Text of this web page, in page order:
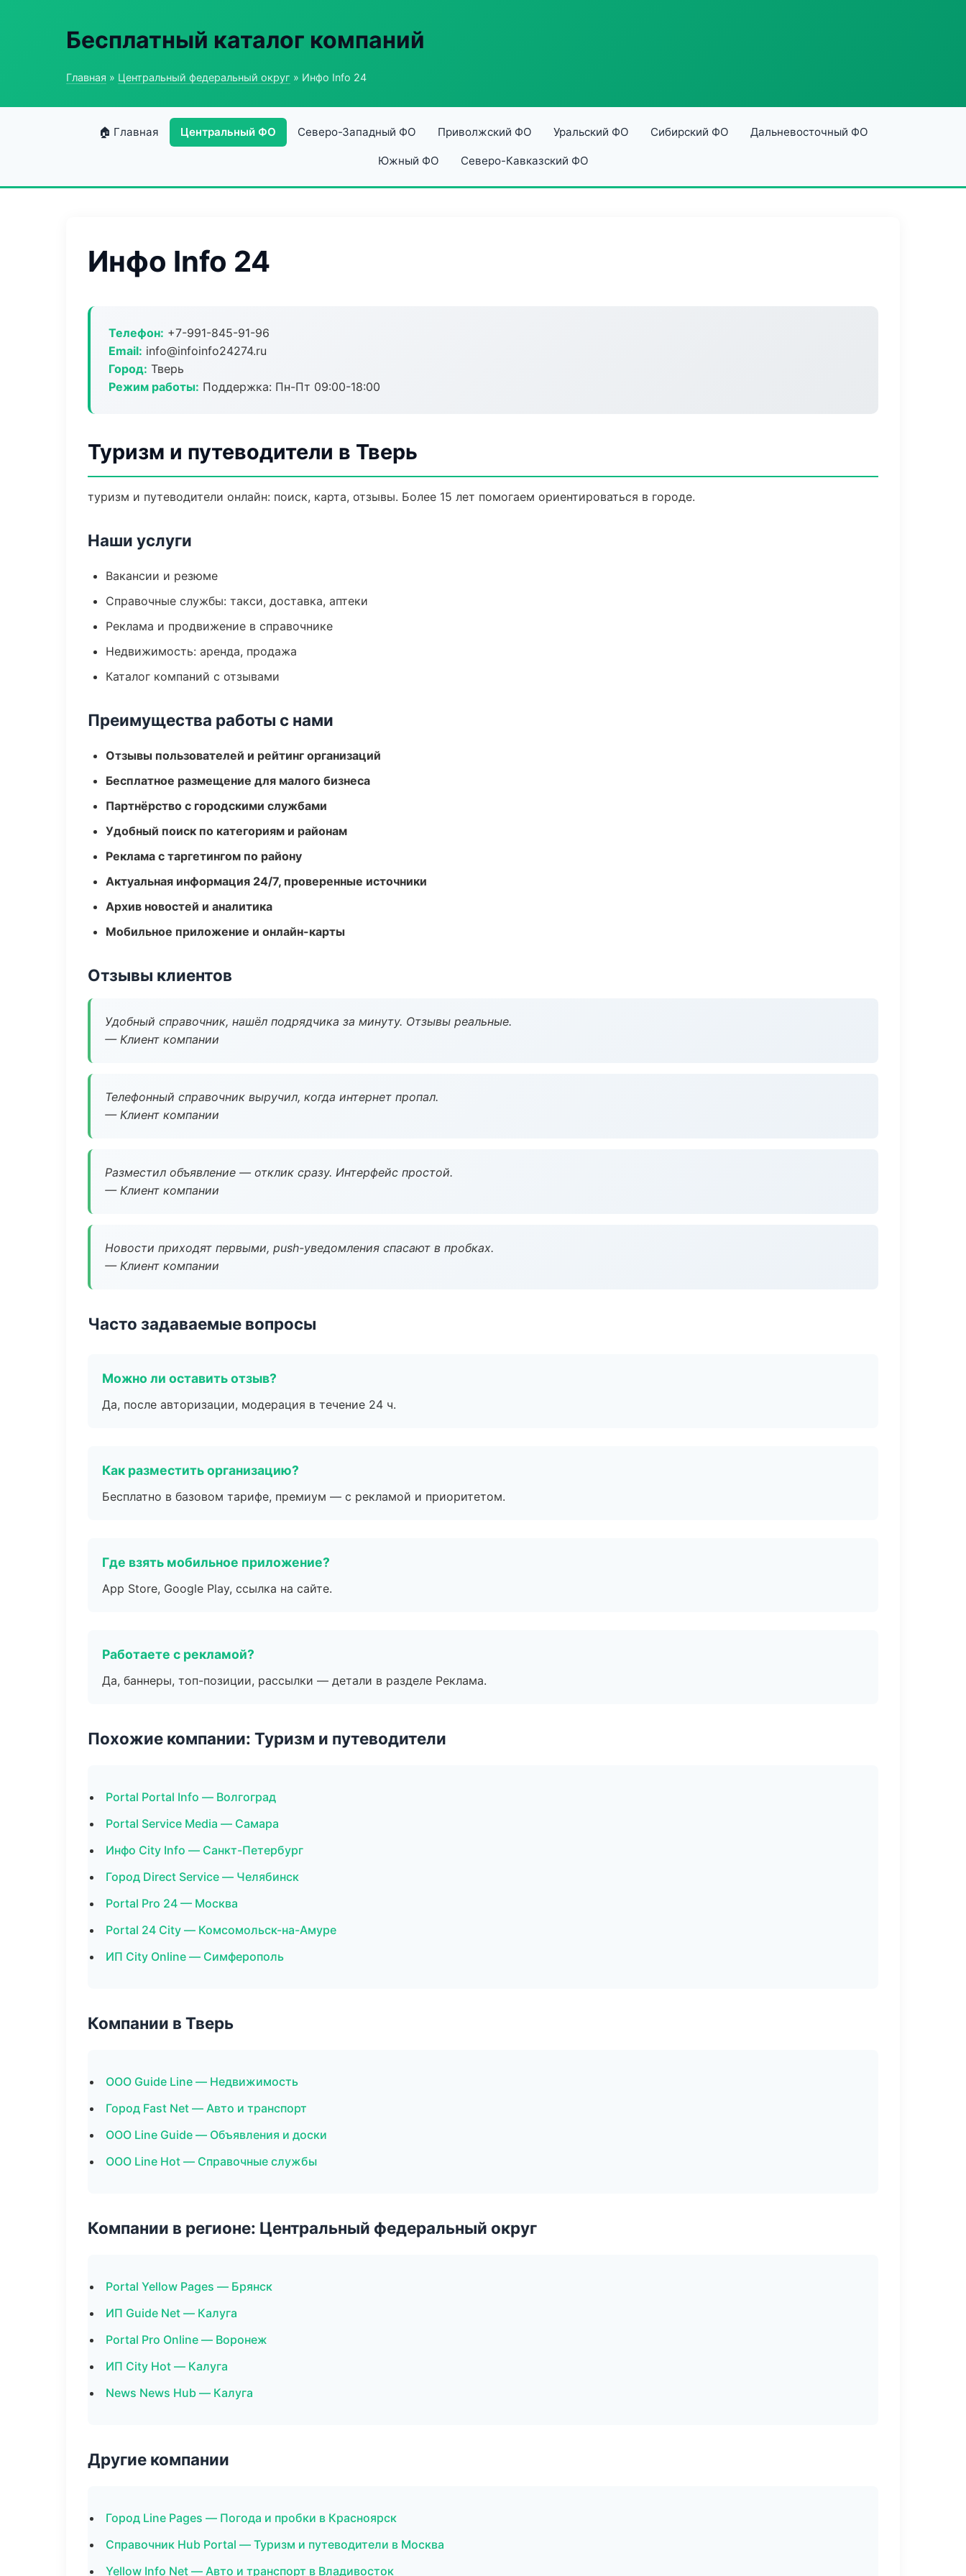
Бесплатный каталог компаний
Главная » Центральный федеральный округ » Инфо Info 24
🏠 Главная Центральный ФО Северо-Западный ФО Приволжский ФО Уральский ФО Сибирский ФО Дальневосточный ФО
Южный ФО Северо-Кавказский ФО
Инфо Info 24
Телефон: +7-991-845-91-96
Email: info@infoinfo24274.ru
Город: Тверь
Режим работы: Поддержка: Пн-Пт 09:00-18:00
Туризм и путеводители в Тверь
туризм и путеводители онлайн: поиск, карта, отзывы. Более 15 лет помогаем ориентироваться в городе.
Наши услуги
Вакансии и резюме
Справочные службы: такси, доставка, аптеки
Реклама и продвижение в справочнике
Недвижимость: аренда, продажа
Каталог компаний с отзывами
Преимущества работы с нами
Отзывы пользователей и рейтинг организаций
Бесплатное размещение для малого бизнеса
Партнёрство с городскими службами
Удобный поиск по категориям и районам
Реклама с таргетингом по району
Актуальная информация 24/7, проверенные источники
Архив новостей и аналитика
Мобильное приложение и онлайн-карты
Отзывы клиентов
Удобный справочник, нашёл подрядчика за минуту. Отзывы реальные.
— Клиент компании
Телефонный справочник выручил, когда интернет пропал.
— Клиент компании
Разместил объявление — отклик сразу. Интерфейс простой.
— Клиент компании
Новости приходят первыми, push-уведомления спасают в пробках.
— Клиент компании
Часто задаваемые вопросы
Можно ли оставить отзыв?
Да, после авторизации, модерация в течение 24 ч.
Как разместить организацию?
Бесплатно в базовом тарифе, премиум — с рекламой и приоритетом.
Где взять мобильное приложение?
App Store, Google Play, ссылка на сайте.
Работаете с рекламой?
Да, баннеры, топ-позиции, рассылки — детали в разделе Реклама.
Похожие компании: Туризм и путеводители
Portal Portal Info — Волгоград
Portal Service Media — Самара
Инфо City Info — Санкт-Петербург
Город Direct Service — Челябинск
Portal Pro 24 — Москва
Portal 24 City — Комсомольск-на-Амуре
ИП City Online — Симферополь
Компании в Тверь
ООО Guide Line — Недвижимость
Город Fast Net — Авто и транспорт
ООО Line Guide — Объявления и доски
ООО Line Hot — Справочные службы
Компании в регионе: Центральный федеральный округ
Portal Yellow Pages — Брянск
ИП Guide Net — Калуга
Portal Pro Online — Воронеж
ИП City Hot — Калуга
News News Hub — Калуга
Другие компании
Город Line Pages — Погода и пробки в Красноярск
Справочник Hub Portal — Туризм и путеводители в Москва
Yellow Info Net — Авто и транспорт в Владивосток